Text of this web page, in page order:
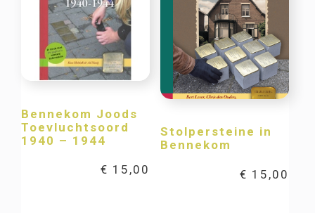
Bennekom Joods
Toevluchtsoord
1940 – 1944
€ 15,00
Stolpersteine in
Bennekom
€ 15,00